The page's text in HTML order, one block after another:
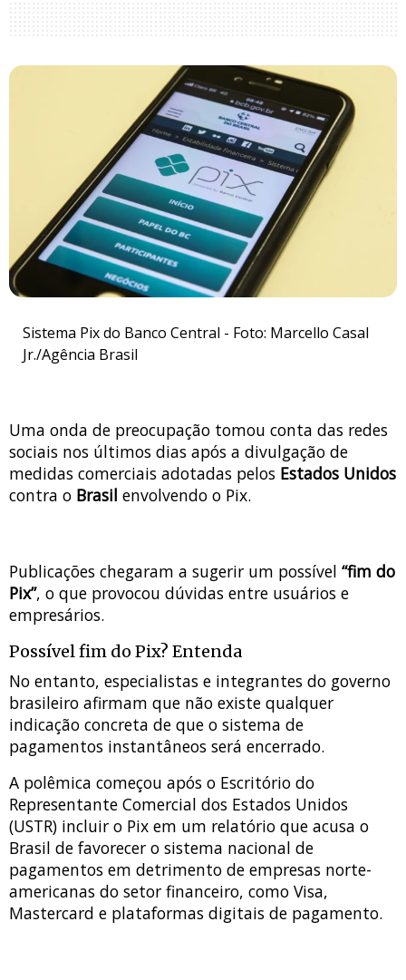
Sistema Pix do Banco Central - Foto: Marcello Casal
Jr./Agência Brasil
Uma onda de preocupação tomou conta das redes
sociais nos últimos dias após a divulgação de
medidas comerciais adotadas pelos Estados Unidos
contra o Brasil envolvendo o Pix.
Publicações chegaram a sugerir um possível “fim do
Pix”, o que provocou dúvidas entre usuários e
empresários.
Possível fim do Pix? Entenda
No entanto, especialistas e integrantes do governo
brasileiro afirmam que não existe qualquer
indicação concreta de que o sistema de
pagamentos instantâneos será encerrado.
A polêmica começou após o Escritório do
Representante Comercial dos Estados Unidos
(USTR) incluir o Pix em um relatório que acusa o
Brasil de favorecer o sistema nacional de
pagamentos em detrimento de empresas norte-
americanas do setor financeiro, como Visa,
Mastercard e plataformas digitais de pagamento.